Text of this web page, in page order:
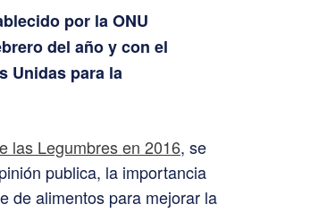
por la ONU
del año y con el
Unidas para la
las Legumbres en 2016, se
publica, la importancia
de alimentos para mejorar la